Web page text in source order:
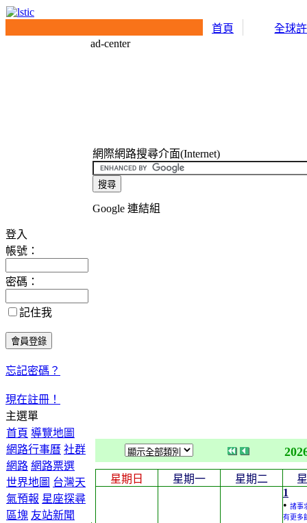
首頁 全球
登入
帳號：
密碼：
記住我
忘記密碼？
現在註冊！
主選單
首頁 導覽地圖
網路行事曆 社群
網路 網路票選
世界地圖 台灣天
氣預報 星座探尋
區塊 友站新聞
ad-center
網際網路搜尋介面(Internet)
Google 連結組
星期日 星期一 星期二
1
• 諸事
有更多